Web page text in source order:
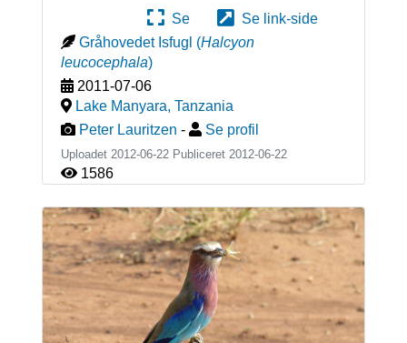
Se
Se link-side
Gråhovedet Isfugl (Halcyon
leucocephala)
2011-07-06
Lake Manyara, Tanzania
Peter Lauritzen - Se profil
Uploadet 2012-06-22 Publiceret 2012-06-22
1586